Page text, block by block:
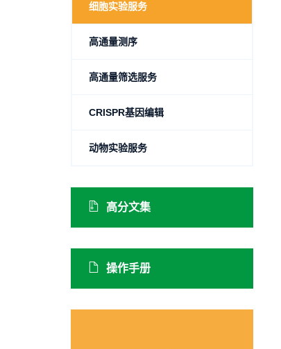
细胞实验服务
高通量测序
高通量筛选服务
CRISPR基因编辑
动物实验服务
高分文集
操作手册